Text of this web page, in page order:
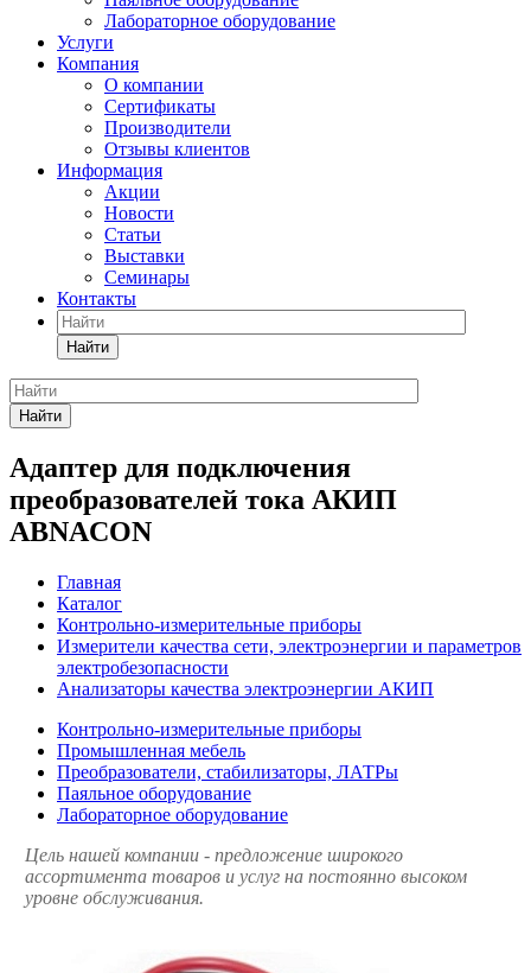
Лабораторное оборудование
Услуги
Компания
О компании
Сертификаты
Производители
Отзывы клиентов
Информация
Акции
Новости
Статьи
Выставки
Семинары
Контакты
Найти
Найти
Адаптер для подключения
преобразователей тока АКИП
ABNACON
Главная
Каталог
Контрольно-измерительные приборы
Измерители качества сети, электроэнергии и параметров
электробезопасности
Анализаторы качества электроэнергии АКИП
Контрольно-измерительные приборы
Промышленная мебель
Преобразователи, стабилизаторы, ЛАТРы
Паяльное оборудование
Лабораторное оборудование
Цель нашей компании - предложение широкого
ассортимента товаров и услуг на постоянно высоком
уровне обслуживания.